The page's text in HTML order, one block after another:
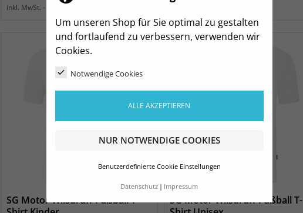
Um unseren Shop für Sie optimal zu gestalten
und fortlaufend zu verbessern, verwenden wir
Cookies.
Notwendige Cookies
ALLE AKZEPTIEREN
NUR NOTWENDIGE COOKIES
Benutzerdefinierte Cookie Einstellungen
Datenschutz Impressum
inkl. MwSt.
SG Motor Wilsdruff Fußball T-
SG Motor Wilsdruff Fußball T-